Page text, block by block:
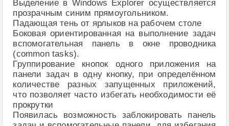
Выделение в Windows Explorer осуществляется
прозрачным синим прямоугольником.
Падающая тень от ярлыков на рабочем столе
Боковая ориентированная на выполнение задач
вспомогательная панель в окне проводника
(common tasks).
Группирование кнопок одного приложения на
панели задач в одну кнопку, при определённом
количестве разных запущенных приложений,
что позволяет часто избегать необходимости её
прокрутки
Появилась возможность заблокировать панель